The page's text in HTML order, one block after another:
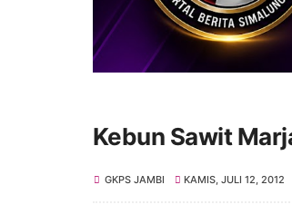
Kebun Sawit
GKPS JAMBI KAMIS, JULI 12, 2012